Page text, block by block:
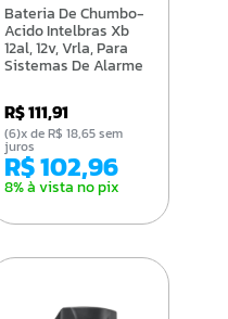
Bateria De Chumbo-
Acido Intelbras Xb
12al, 12v, Vrla, Para
Sistemas De Alarme
R$ 111,91
R$ 102,96
8% à vista no pix
(6)x de R$ 18,65 sem
juros